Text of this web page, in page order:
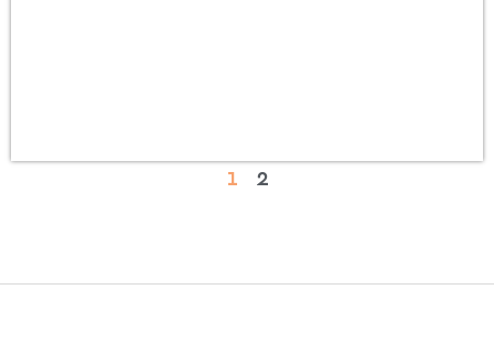
1 2